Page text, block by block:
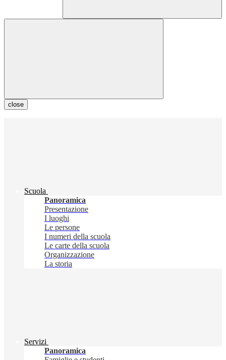
close
Scuola
Panoramica
Presentazione
I luoghi
Le persone
I numeri della scuola
Le carte della scuola
Organizzazione
La storia
Servizi
Panoramica